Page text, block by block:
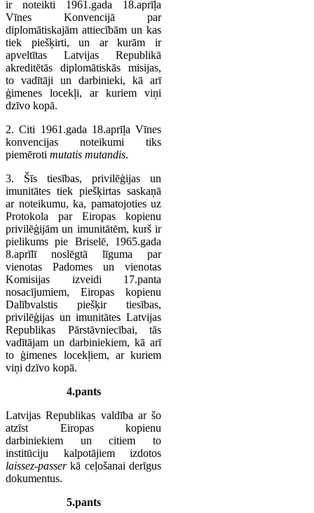
ir noteikti 1961.gada 18.aprīļa
Vīnes Konvencijā par
diplomātiskajām attiecībām un kas
tiek piešķirti, un ar kurām ir
apveltītas Latvijas Republikā
akreditētās diplomātiskās misijas,
to vadītāji un darbinieki, kā arī
ģimenes locekļi, ar kuriem viņi
dzīvo kopā.
2. Citi 1961.gada 18.aprīļa Vīnes
konvencijas noteikumi tiks
piemēroti mutatis mutandis.
3. Šīs tiesības, privilēģijas un
imunitātes tiek piešķirtas saskaņā
ar noteikumu, ka, pamatojoties uz
Protokola par Eiropas kopienu
privilēģijām un imunitātēm, kurš ir
pielikums pie Briselē, 1965.gada
8.aprīlī noslēgtā līguma par
vienotas Padomes un vienotas
Komisijas izveidi 17.panta
nosacījumiem, Eiropas kopienu
Dalībvalstis piešķir tiesības,
privilēģijas un imunitātes Latvijas
Republikas Pārstāvniecībai, tās
vadītājam un darbiniekiem, kā arī
to ģimenes locekļiem, ar kuriem
viņi dzīvo kopā.
4.pants
Latvijas Republikas valdība ar šo
atzīst Eiropas kopienu
darbiniekiem un citiem to
institūciju kalpotājiem izdotos
laissez-passerkā ceļošanai derīgus
dokumentus.
5.pants